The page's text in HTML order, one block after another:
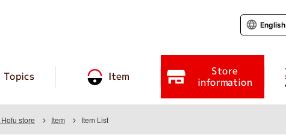
Topics Item Store
information
English
store Item Item List